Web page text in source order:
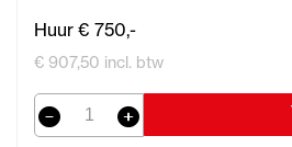
Huur € 750,-
€ 907,50 incl. btw